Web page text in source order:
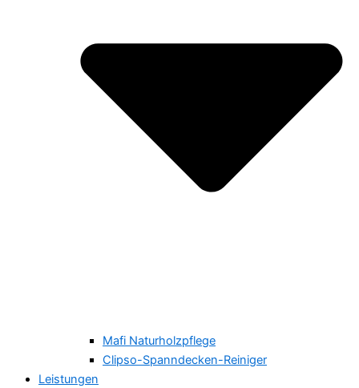
Mafi Naturholzpflege
Clipso-Spanndecken-Reiniger
Leistungen